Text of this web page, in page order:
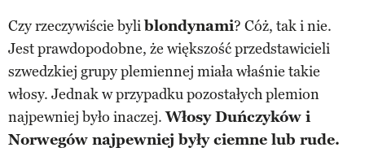
Czy rzeczywiście byliblondynami? Cóż, tak i nie.
Jest prawdopodobne, że większość przedstawicieli
szwedzkiej grupy plemiennej miała właśnie takie
włosy. Jednak w przypadku pozostałych plemion
najpewniej było inaczej.Włosy Duńczyków i
Norwegów najpewniej były ciemne lub rude.